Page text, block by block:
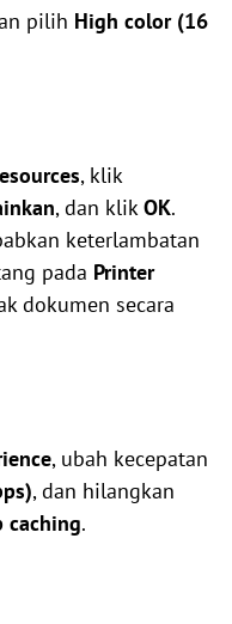
pilih High color (16
, klik
, dan klikOK.
keterlambatan
pada Printer
dokumen secara
, ubah kecepatan
, dan hilangkan
caching.